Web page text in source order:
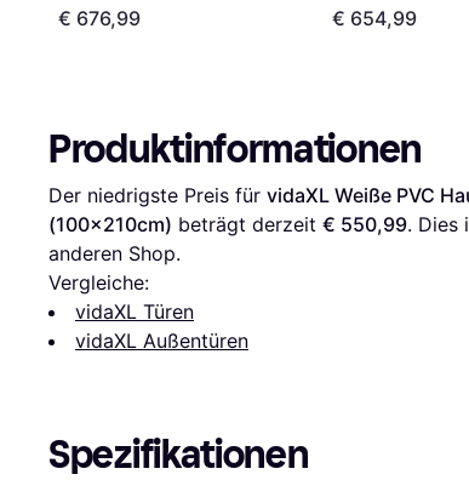
€ 676,99 € 654,99
Produktinformationen
Der niedrigste Preis für vidaXL Weiße PVC
(100x210cm) beträgt derzeit € 550,99. Dies
anderen Shop.
Vergleiche:
vidaXL Türen
vidaXL Außentüren
Spezifikationen